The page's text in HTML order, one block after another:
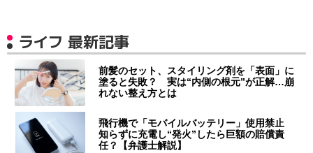
ライフ 最新記事
前髪のセット、スタイリング剤を「表面」に
塗ると失敗？ 実は“内側の根元”が正解…崩
れない整え方とは
飛行機で「モバイルバッテリー」使用禁止
知らずに充電し“発火”したら巨額の賠償責
任？【弁護士解説】